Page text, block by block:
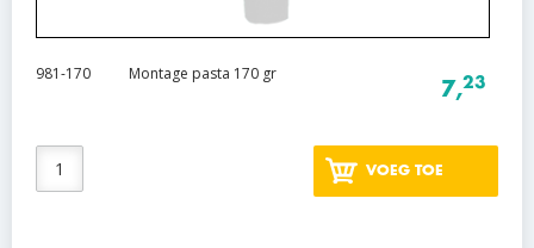
981-170 Montage pasta 170 gr
7,23
VOEG TOE